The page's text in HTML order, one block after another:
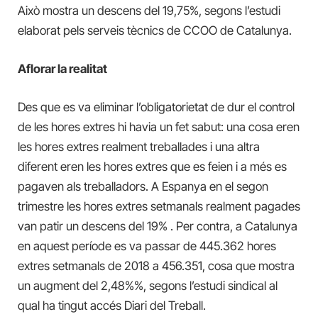
Això mostra un descens del 19,75%, segons l’estudi
elaborat pels serveis tècnics de CCOO de Catalunya.
Aflorar la realitat
Des que es va eliminar l’obligatorietat de dur el control
de les hores extres hi havia un fet sabut: una cosa eren
les hores extres realment treballades i una altra
diferent eren les hores extres que es feien i a més es
pagaven als treballadors. A Espanya en el segon
trimestre les hores extres setmanals realment pagades
van patir un descens del 19% . Per contra, a Catalunya
en aquest període es va passar de 445.362 hores
extres setmanals de 2018 a 456.351, cosa que mostra
un augment del 2,48%%, segons l’estudi sindical al
qual ha tingut accés Diari del Treball.